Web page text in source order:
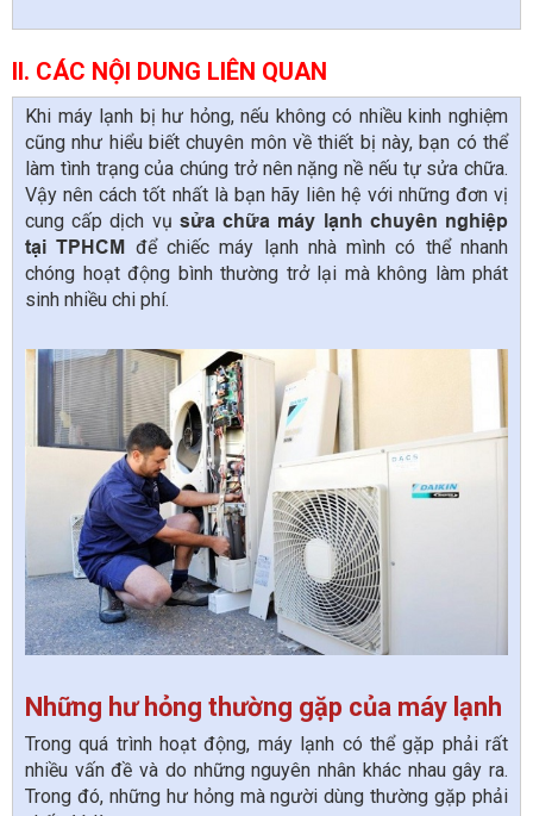
II. CÁC NỘI DUNG LIÊN QUAN
Khi máy lạnh bị hư hỏng, nếu không có nhiều kinh nghiệm
cũng như hiểu biết chuyên môn về thiết bị này, bạn có thể
làm tình trạng của chúng trở nên nặng nề nếu tự sửa chữa.
Vậy nên cách tốt nhất là bạn hãy liên hệ với những đơn vị
cung cấp dịch vụ sửa chữa máy lạnh chuyên nghiệp
tại TPHCM để chiếc máy lạnh nhà mình có thể nhanh
chóng hoạt động bình thường trở lại mà không làm phát
sinh nhiều chi phí.
Những hư hỏng thường gặp của máy lạnh
Trong quá trình hoạt động, máy lạnh có thể gặp phải rất
nhiều vấn đề và do những nguyên nhân khác nhau gây ra.
Trong đó, những hư hỏng mà người dùng thường gặp phải